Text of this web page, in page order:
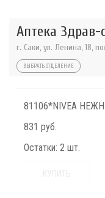
Аптека Здрав-
г. Саки, ул. Ленина, 18,
ВЫБРАТЬ ОТДЕЛЕНИЕ
81106*NIVEA
831 руб.
Остатки: 2 шт.